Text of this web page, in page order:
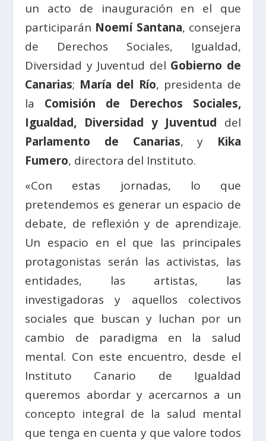
un acto de inauguración en el que
participarán Noemí Santana, consejera
de Derechos Sociales, Igualdad,
Diversidad y Juventud del Gobierno de
Canarias; María del Río, presidenta de
la Comisión de Derechos Sociales,
Igualdad, Diversidad y Juventud del
Parlamento de Canarias, y Kika
Fumero, directora del Instituto.
«Con estas jornadas, lo que
pretendemos es generar un espacio de
debate, de reflexión y de aprendizaje.
Un espacio en el que las principales
protagonistas serán las activistas, las
entidades, las artistas, las
investigadoras y aquellos colectivos
sociales que buscan y luchan por un
cambio de paradigma en la salud
mental. Con este encuentro, desde el
Instituto Canario de Igualdad
queremos abordar y acercarnos a un
concepto integral de la salud mental
que tenga en cuenta y que valore todos